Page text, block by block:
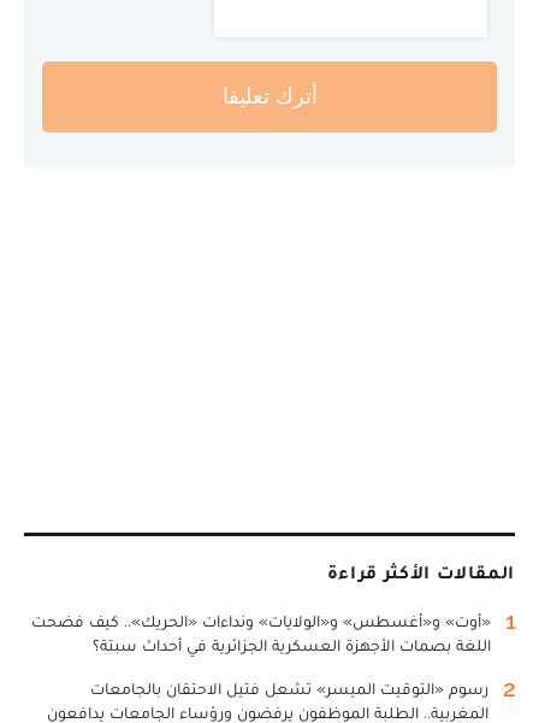
أترك تعليقا
المقالات الأكثر قراءة
1
«أوت» و«أغسطس» و«الولايات» ونداءات «الحريك».. كيف فضحت
اللغة بصمات الأجهزة العسكرية الجزائرية في أحداث سبتة؟
2
رسوم «التوقيت الميسر» تشعل فتيل الاحتقان بالجامعات
المغربية.. الطلبة الموظفون يرفضون ورؤساء الجامعات يدافعون